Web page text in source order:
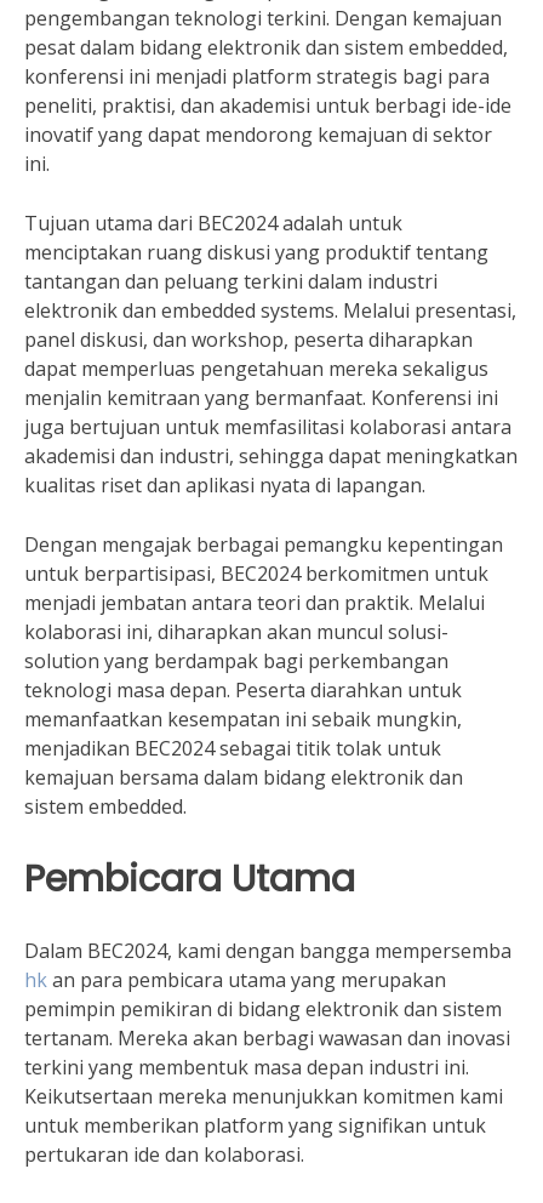
pengembangan teknologi terkini. Dengan kemajuan
pesat dalam bidang elektronik dan sistem embedded,
konferensi ini menjadi platform strategis bagi para
peneliti, praktisi, dan akademisi untuk berbagi ide-ide
inovatif yang dapat mendorong kemajuan di sektor
ini.
Tujuan utama dari BEC2024 adalah untuk
menciptakan ruang diskusi yang produktif tentang
tantangan dan peluang terkini dalam industri
elektronik dan embedded systems. Melalui presentasi,
panel diskusi, dan workshop, peserta diharapkan
dapat memperluas pengetahuan mereka sekaligus
menjalin kemitraan yang bermanfaat. Konferensi ini
juga bertujuan untuk memfasilitasi kolaborasi antara
akademisi dan industri, sehingga dapat meningkatkan
kualitas riset dan aplikasi nyata di lapangan.
Dengan mengajak berbagai pemangku kepentingan
untuk berpartisipasi, BEC2024 berkomitmen untuk
menjadi jembatan antara teori dan praktik. Melalui
kolaborasi ini, diharapkan akan muncul solusi-
solution yang berdampak bagi perkembangan
teknologi masa depan. Peserta diarahkan untuk
memanfaatkan kesempatan ini sebaik mungkin,
menjadikan BEC2024 sebagai titik tolak untuk
kemajuan bersama dalam bidang elektronik dan
sistem embedded.
Pembicara Utama
Dalam BEC2024, kami dengan bangga mempersemba
hkan para pembicara utama yang merupakan
pemimpin pemikiran di bidang elektronik dan sistem
tertanam. Mereka akan berbagi wawasan dan inovasi
terkini yang membentuk masa depan industri ini.
Keikutsertaan mereka menunjukkan komitmen kami
untuk memberikan platform yang signifikan untuk
pertukaran ide dan kolaborasi.